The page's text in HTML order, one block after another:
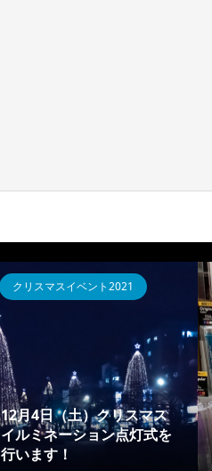
クリスマスイベント2021
12月4日（土）クリスマス
イルミネーション点灯式を
行います！